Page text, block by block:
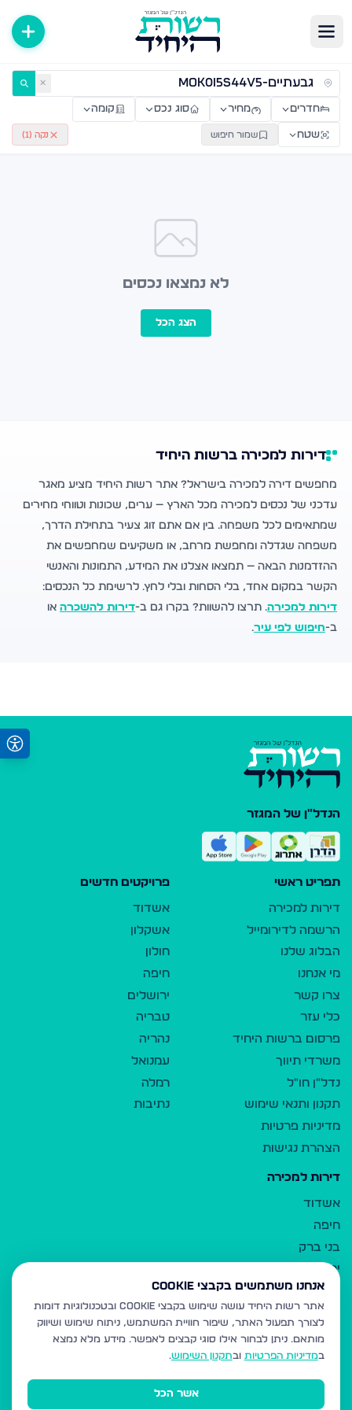
דירות למכירה ולהשכרה — רשות היחיד ✕
חדרים מחיר סוג נכס קומה
שטח שמור חיפוש נקה ( 1
)
לא נמצאו נכסים
הצג הכל
דירות למכירה ברשות היחיד
מחפשים דירה למכירה בישראל? אתר רשות היחיד מציע מאגר
עדכני של נכסים למכירה מכל הארץ — ערים, שכונות וטווחי מחירים
שמתאימים לכל משפחה. בין אם אתם זוג צעיר בתחילת הדרך,
משפחה שגדלה ומחפשת מרחב, או משקיעים שמחפשים את
ההזדמנות הבאה — תמצאו אצלנו את המידע, התמונות והאנשי
הקשר במקום אחד, בלי הסחות ובלי לחץ. לרשימת כל הנכסים:
דירות למכירה. תרצו להשוות? בקרו גם ב-דירות להשכרה או
ב-חיפוש לפי עיר.
הנדל"ן של המגזר
תפריט ראשי
דירות למכירה
הרשמה לדירומייל
הבלוג שלנו
מי אנחנו
צרו קשר
כלי עזר
פרסום ברשות היחיד
משרדי תיווך
נדל"ן חו"ל
תקנון ותנאי שימוש
מדיניות פרטיות
הצהרת נגישות
פרויקטים חדשים
אשדוד
אשקלון
חולון
חיפה
ירושלים
טבריה
נהריה
עמנואל
רמלה
נתיבות
דירות למכירה
אשדוד
חיפה
בני ברק
ירושלים
אלעד
גבעת זאב
בית שמש
רכסים
מודיעין עילית
אנחנו משתמשים בקבצי Cookie
אתר רשות היחיד עושה שימוש בקבצי Cookie ובטכנולוגיות דומות
לצורך תפעול האתר, שיפור חוויית המשתמש, ניתוח שימוש ושיווק
מותאם. ניתן לבחור אילו סוגי קבצים לאפשר. מידע מלא נמצא
במדיניות הפרטיות ובתקנון השימוש.
אשר הכל